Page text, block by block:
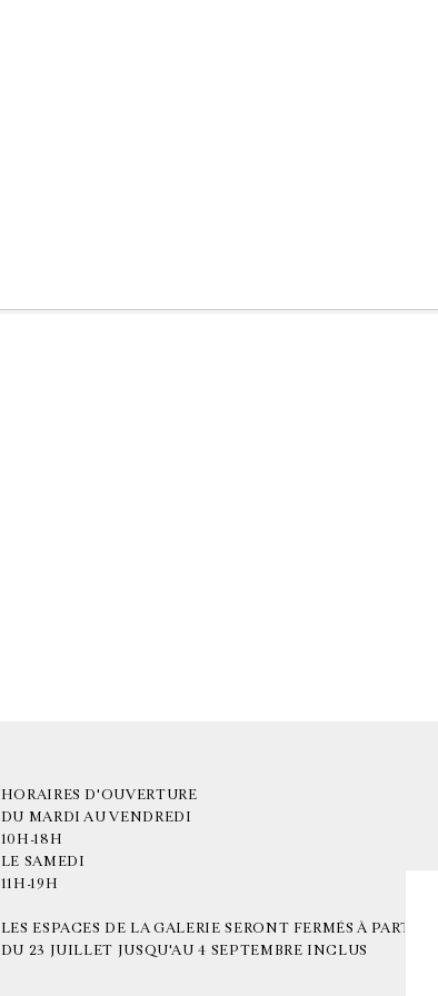
HORAIRES D'OUVERTURE
DU MARDI AU VENDREDI
10H-18H
LE SAMEDI
11H-19H
LES ESPACES DE LA GALERIE SERONT FERMÉS À PARTIR
DU 23 JUILLET JUSQU'AU 4 SEPTEMBRE INCLUS